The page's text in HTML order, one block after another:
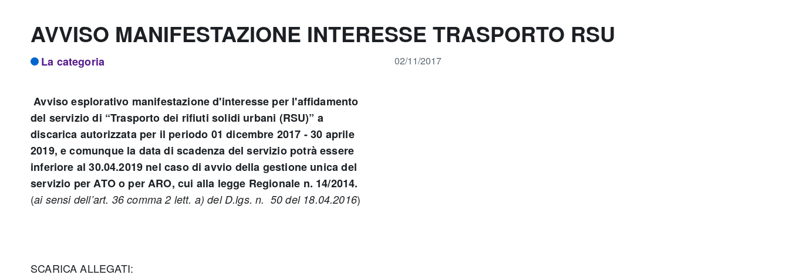
AVVISO MANIFESTAZIONE INTERESSE TRASPORTO RSU
La categoria 02/11/2017
Avviso esplorativo manifestazione d'interesse per l'affidamento
del servizio di “Trasporto dei rifiuti solidi urbani (RSU)” a
discarica autorizzata per il periodo 01 dicembre 2017 - 30 aprile
2019, e comunque la data di scadenza del servizio potrà essere
inferiore al 30.04.2019 nel caso di avvio della gestione unica del
servizio per ATO o per ARO, cui alla legge Regionale n. 14/2014.
(ai sensi dell’art. 36 comma 2 lett. a) del D.lgs. n. 50 del 18.04.2016)
SCARICA ALLEGATI: